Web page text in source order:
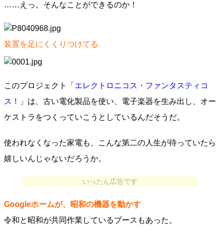
……えっ。そんなことができるのか！
装置を足にくくりつけてる
このプロジェクト「 エレクトロニコス・ファンタスティコ
ス！
」は、古い電化製品を使い、電子楽器を生み出し、オー
ケストラをつくっていこうとしているんだそうだ。
使われなくなった家電も、こんな第二の人生が待っていたら
嬉しいんじゃないだろうか。
いったん広告です
Googleホームが、昭和の機器を動かす
令和と昭和が共同作業しているブースもあった。